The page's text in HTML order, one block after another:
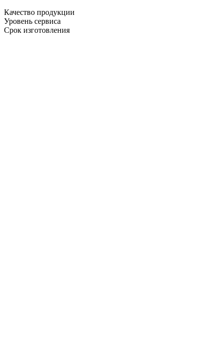
Качество продукции
Уровень сервиса
Срок изготовления